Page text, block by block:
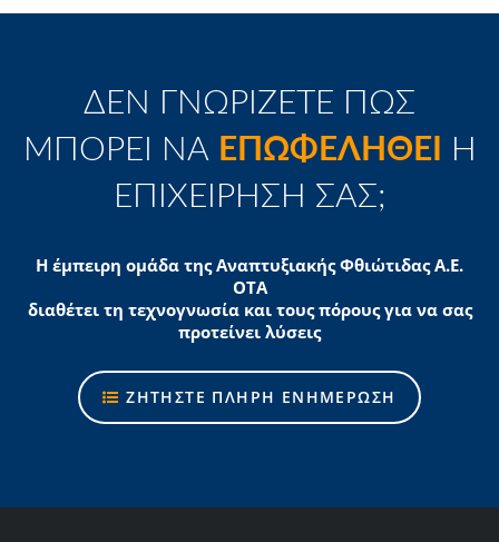
ΔΕΝ ΓΝΩΡΙΖΕΤΕ ΠΩΣ
ΜΠΟΡΕΙ ΝΑ ΕΠΩΦΕΛΗΘΕΙ
Η
ΕΠΙΧΕΙΡΗΣΗ ΣΑΣ;
Η έμπειρη ομάδα της Αναπτυξιακής Φθιώτιδας Α.Ε.
ΟΤΑ
διαθέτει τη τεχνογνωσία και τους πόρους για να σας
προτείνει λύσεις
ΖΗΤΗΣΤΕ ΠΛΗΡΗ ΕΝΗΜΕΡΩΣΗ